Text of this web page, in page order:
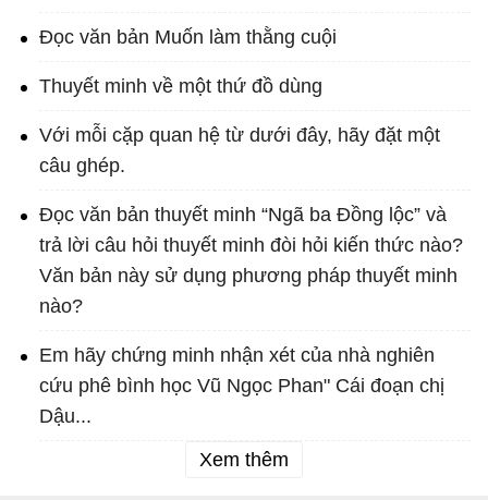
Đọc văn bản Muốn làm thằng cuội
Thuyết minh về một thứ đồ dùng
Với mỗi cặp quan hệ từ dưới đây, hãy đặt một
câu ghép.
Đọc văn bản thuyết minh “Ngã ba Đồng lộc” và
trả lời câu hỏi thuyết minh đòi hỏi kiến thức nào?
Văn bản này sử dụng phương pháp thuyết minh
nào?
Em hãy chứng minh nhận xét của nhà nghiên
cứu phê bình học Vũ Ngọc Phan" Cái đoạn chị
Dậu...
Xem thêm